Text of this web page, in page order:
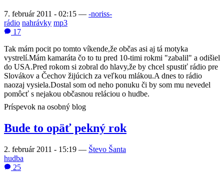
7. február 2011 - 02:15 — -noriss-
rádio nahrávky mp3
17
Tak mám pocit po tomto víkende,že občas asi aj tá motyka
vystrelí.Mám kamaráta čo to tu pred 10-timi rokmi "zabalil" a odišiel
do USA.Pred rokom si zobral do hlavy,že by chcel spustiť rádio pre
Slovákov a Čechov žijúcich za veľkou mlákou.A dnes to rádio
naozaj vysiela.Dostal som od neho ponuku či by som mu nevedel
pomôcť s nejakou občasnou reláciou o hudbe.
Príspevok na osobný blog
Bude to opäť pekný rok
2. február 2011 - 15:19 — Števo Šanta
hudba
25